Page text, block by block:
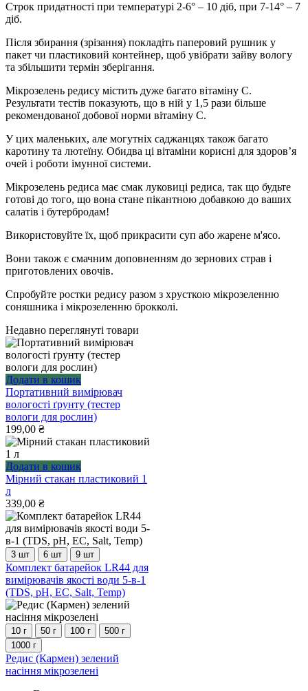
Строк придатності при температурі 2-6° – 10 діб, при 7-14° – 7
діб.
Після збирання (зрізання) покладіть паперовий рушник у
пакет чи пластиковий контейнер, щоб увібрати зайву вологу
та збільшити термін зберігання.
Мікрозелень редису містить дуже багато вітаміну С.
Результати тестів показують, що в ній у 1,5 рази більше
рекомендованої добової норми вітаміну С.
У цих маленьких, але могутніх саджанцях також багато
каротину та лютеїну. Обидва ці вітаміни корисні для здоров’я
очей і роботи імунної системи.
Мікрозелень редиса має смак луковиці редиса, так що будьте
готові до того, що вона стане пікантною добавкою до ваших
салатів і бутербродам!
Використовуйте їх, щоб прикрасити суп або жарене м'ясо.
Вони також є смачним доповненням до зернових страв і
приготовлених овочів.
Спробуйте ростки редису разом з хрусткою мікрозеленню
соняшника і мікрозеленню брокколі.
Недавно переглянуті товари
Додати в кошик
Портативний вимірювач
вологості ґрунту (тестер
вологи для рослин)
199,00 ₴
Додати в кошик
Мірний стакан пластиковий 1
л
339,00 ₴
3 шт 6 шт 9 шт
Цей
товар
має
кілька
варіантів.
Параметри
можна
вибрати
на
сторінці
Комплект батарейок LR44 для
вимірювачів якості води 5-в-1
(TDS, pH, EC, Salt, Temp)
10 г 50 г 100 г
500 г
1000 г
Цей
товар
Редис (Кармен) зелений
насіння мікрозелені